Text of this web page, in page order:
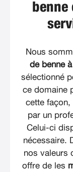
Nous
de benne
sélectionné
ce domaine
cette façon,
par un
Celui-ci
nécessaire.
nos valeurs
offre de les